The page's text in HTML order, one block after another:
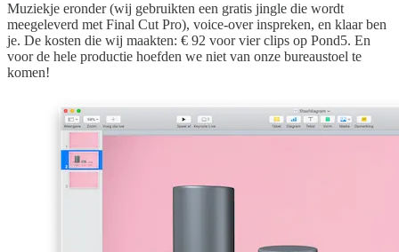
Muziekje eronder (wij gebruikten een gratis jingle die wordt
meegeleverd met Final Cut Pro), voice-over inspreken, en klaar ben
je. De kosten die wij maakten: € 92 voor vier clips op Pond5. En
voor de hele productie hoefden we niet van onze bureaustoel te
komen!